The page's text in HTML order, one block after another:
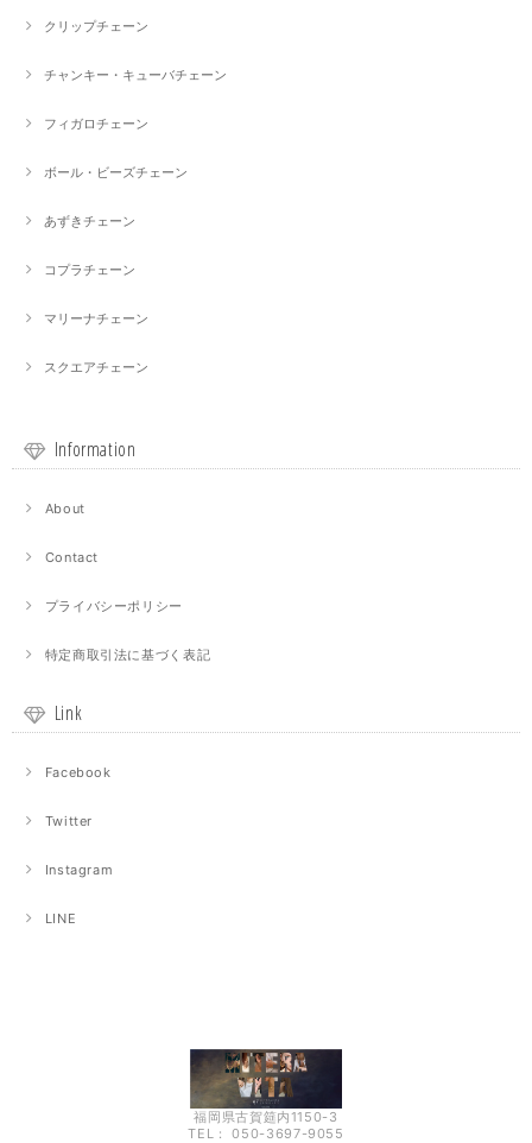
クリップチェーン
チャンキー・キューバチェーン
フィガロチェーン
ボール・ビーズチェーン
あずきチェーン
コプラチェーン
マリーナチェーン
スクエアチェーン
Information
About
Contact
プライバシーポリシー
特定商取引法に基づく表記
Link
Facebook
Twitter
Instagram
LINE
福岡県古賀筵内1150-3
TEL： 050-3697-9055